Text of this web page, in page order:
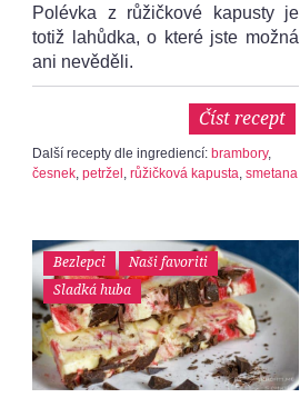
Polévka z růžičkové kapusty je
totiž lahůdka, o které jste možná
ani nevěděli.
Číst recept
Další recepty dle ingrediencí: brambory,
česnek, petržel , růžičková kapusta, smetana
Bezlepci
Naši favoriti
Sladká huba